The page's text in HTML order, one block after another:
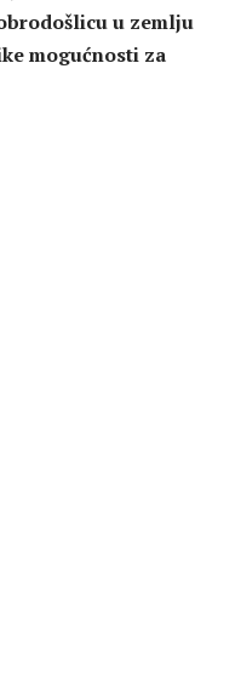
u zemlju
mogućnosti za